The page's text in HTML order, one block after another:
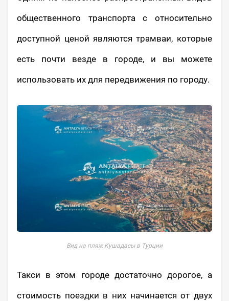
общественного транспорта с относительно
доступной ценой являются трамваи, которые
есть почти везде в городе, и вы можете
использовать их для передвижения по городу.
Вид на пляж Кушадасы в Турции
Такси в этом городе достаточно дорогое, а
стоимость поездки в них начинается от двух